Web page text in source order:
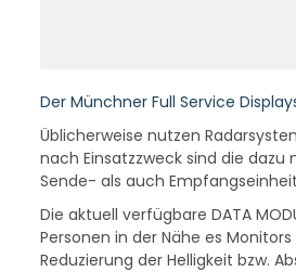
Der Münchner Full Service
Üblicherweise nutzen
nach Einsatzzweck sind die
Sende- als auch
Die aktuell verfügbare DATA
Personen in der Nähe es
Reduzierung der Helligkeit bzw.